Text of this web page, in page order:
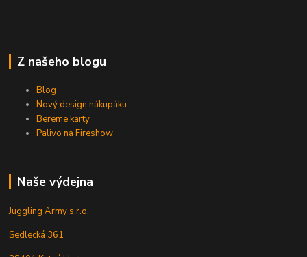
Z našeho blogu
Blog
Nový design nákupáku
Bereme karty
Palivo na Fireshow
Naše výdejna
Juggling Army s.r.o.
Sedlecká 361